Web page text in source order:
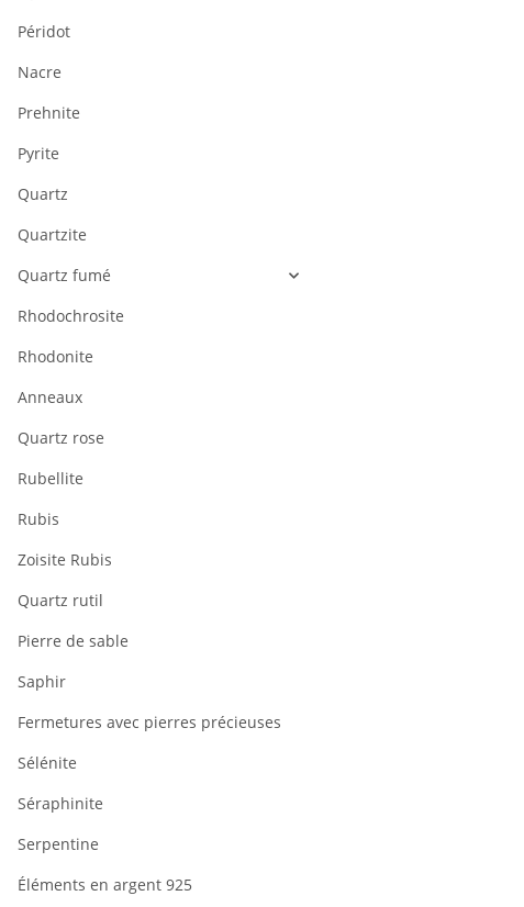
Péridot
Nacre
Prehnite
Pyrite
Quartz
Quartzite
Quartz fumé
Rhodochrosite
Rhodonite
Anneaux
Quartz rose
Rubellite
Rubis
Zoisite Rubis
Quartz rutil
Pierre de sable
Saphir
Fermetures avec pierres précieuses
Sélénite
Séraphinite
Serpentine
Éléments en argent 925